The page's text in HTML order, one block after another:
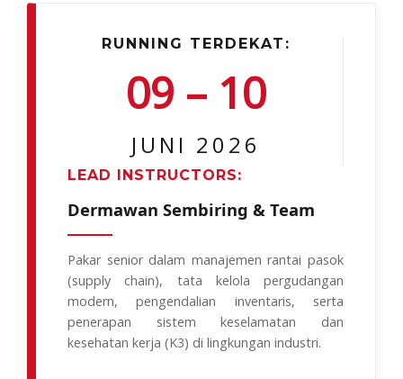
RUNNING TERDEKAT:
09 – 10
JUNI 2026
LEAD INSTRUCTORS:
Dermawan Sembiring & Team
Pakar senior dalam manajemen rantai pasok
(supply chain), tata kelola pergudangan
modern, pengendalian inventaris, serta
penerapan sistem keselamatan dan
kesehatan kerja (K3) di lingkungan industri.